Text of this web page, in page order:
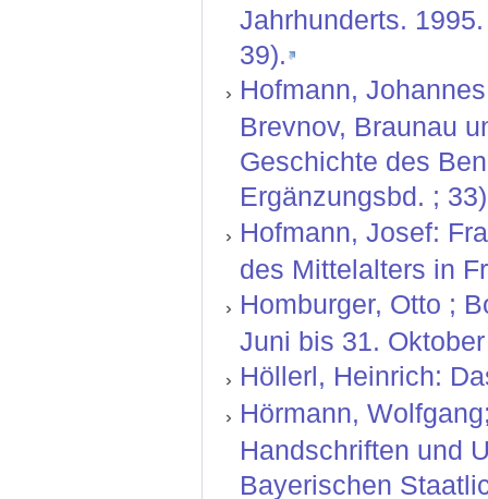
Jahrhunderts.
39).
Hofmann,
Brevnov, Braunau
Geschichte des
Ergänzungsbd. ;
Hofmann, Josef:
des Mittelalters in
Homburger, Otto ;
Juni bis 31.
Höllerl, Heinrich:
Hörmann,
Handschriften und
Bayerischen